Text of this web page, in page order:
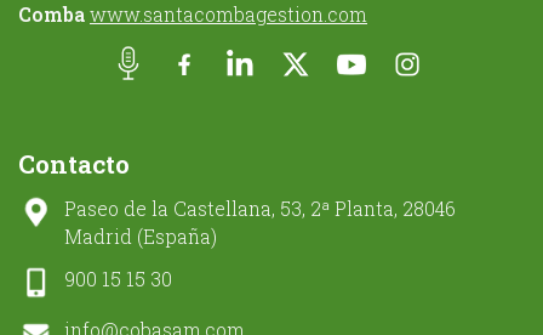
Combawww.santacombagestion.com
Contacto
Paseo de la Castellana, 53, 2ª Planta, 28046
Madrid (España)
900 15 15 30
info@cobasam.com